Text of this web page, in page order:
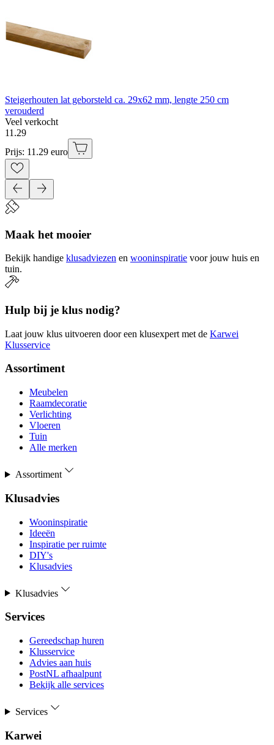
Steigerhouten lat geborsteld ca. 29x62 mm, lengte 250 cm
verouderd
Veel verkocht
11 .29
Prijs: 11.29 euro
Maak het mooier
Bekijk handige klusadviezen en wooninspiratie voor jouw huis en
tuin.
Hulp bij je klus nodig?
Laat jouw klus uitvoeren door een klusexpert met de Karwei
Klusservice
Assortiment
Meubelen
Raamdecoratie
Verlichting
Vloeren
Tuin
Alle merken
Assortiment
Klusadvies
Wooninspiratie
Ideeën
Inspiratie per ruimte
DIY's
Klusadvies
Klusadvies
Services
Gereedschap huren
Klusservice
Advies aan huis
PostNL afhaalpunt
Bekijk alle services
Services
Karwei